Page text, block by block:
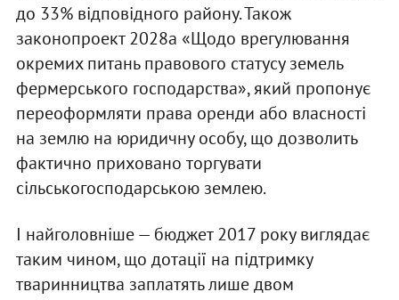
до 33% відповідного району. Також
законопроект 2028а «Щодо врегулювання
окремих питань правового статусу земель
фермерського господарства», який пропонує
переоформляти права оренди або власності
на землю на юридичну особу, що дозволить
фактично приховано торгувати
сільськогосподарською землею.
І найголовніше — бюджет 2017 року виглядає
таким чином, що дотації на підтримку
тваринництва заплатять лише двом